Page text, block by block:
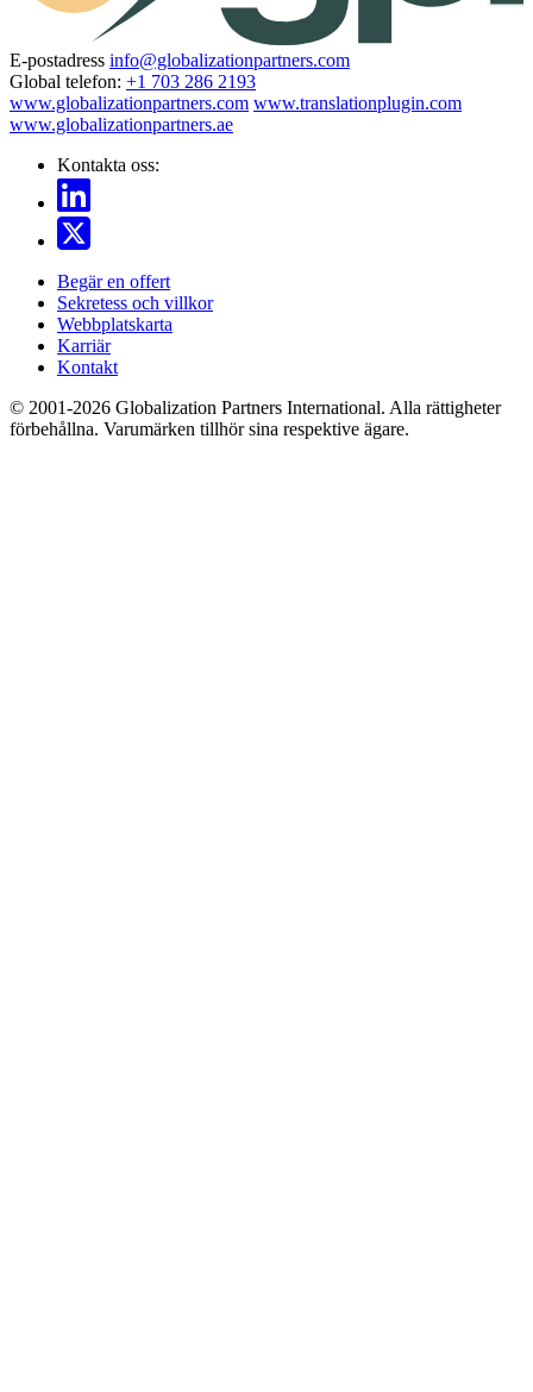
E-postadress info@globalizationpartners.com
Global telefon: +1 703 286 2193
www.globalizationpartners.com www.translationplugin.com
www.globalizationpartners.ae
Kontakta oss:
Begär en offert
Sekretess och villkor
Webbplatskarta
Karriär
Kontakt
© 2001-2026 Globalization Partners International. Alla rättigheter
förbehållna. Varumärken tillhör sina respektive ägare.